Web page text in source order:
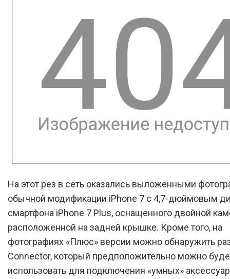
На этот рез в сеть оказались выложенными
обычной модификации iPhone 7 с 4,7-дюймовым
смартфона iPhone 7 Plus, оснащенного двойной
расположенной на задней крышке. Кроме того, на
фотографиях «Плюс» версии можно обнаружить
Connector, который предположительно можно
использовать для подключения «умных»